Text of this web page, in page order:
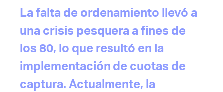
La falta de ordenamiento llevó a
una crisis pesquera a fines de
los 80, lo que resultó en la
implementación de cuotas de
captura. Actualmente, la